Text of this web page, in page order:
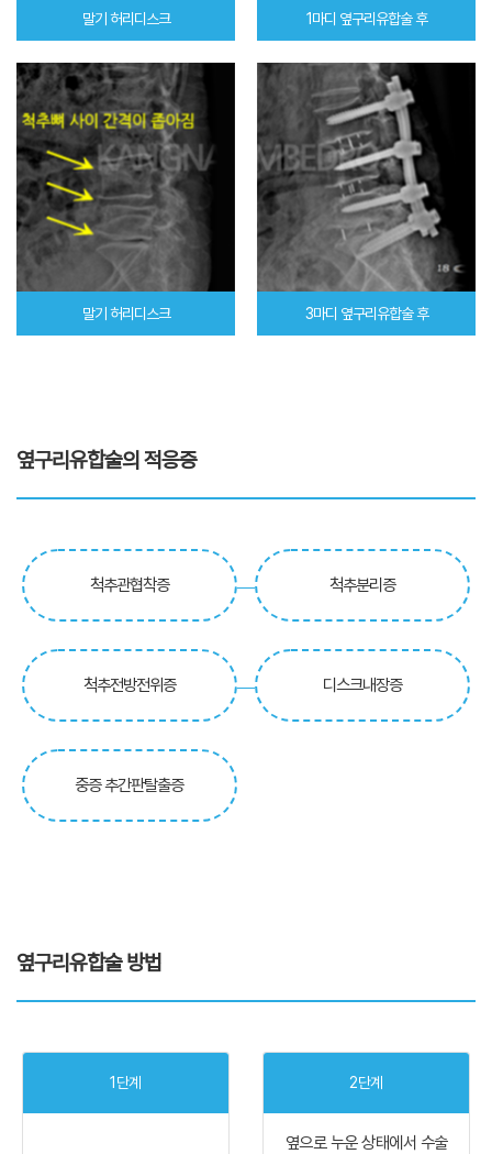
말기 허리디스크 1마디 옆구리유합술 후
말기 허리디스크 3마디 옆구리유합술 후
옆구리유합술의 적응증
척추관협착증 척추분리증
척추전방전위증 디스크내장증
중증 추간판탈출증
옆구리유합술 방법
1단계 2단계
옆으로 누운 상태에서 수술